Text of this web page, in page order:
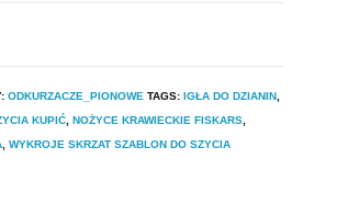
ODKURZACZE_PIONOWE TAGS: IGŁA DO DZIANIN,
KUPIĆ, NOŻYCE KRAWIECKIE FISKARS,
, WYKROJE SKRZAT SZABLON DO SZYCIA